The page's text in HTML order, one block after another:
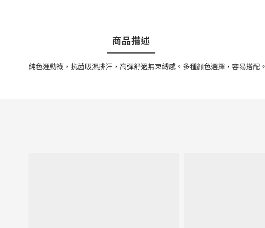
商品描述
純色運動襪，抗菌吸濕排汗，高彈舒適無束縛感。多種顔色選擇，容易搭配。